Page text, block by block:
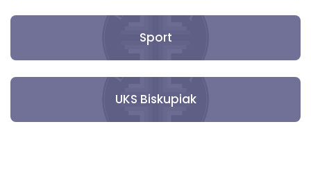
Sport
UKS Biskupiak